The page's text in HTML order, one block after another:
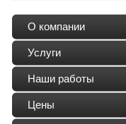
О компании
Услуги
Наши работы
Цены